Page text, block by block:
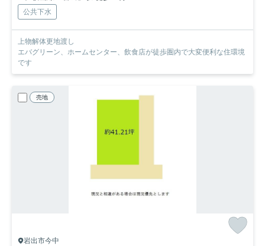
公共下水
上物解体更地渡し
エバグリーン、ホームセンター、飲食店が徒歩圏内で大変便利な住環境
です
売地
岩出市今中